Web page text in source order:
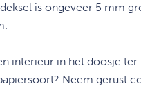
is ongeveer 5 mm
interieur in het doosje
Neem gerust